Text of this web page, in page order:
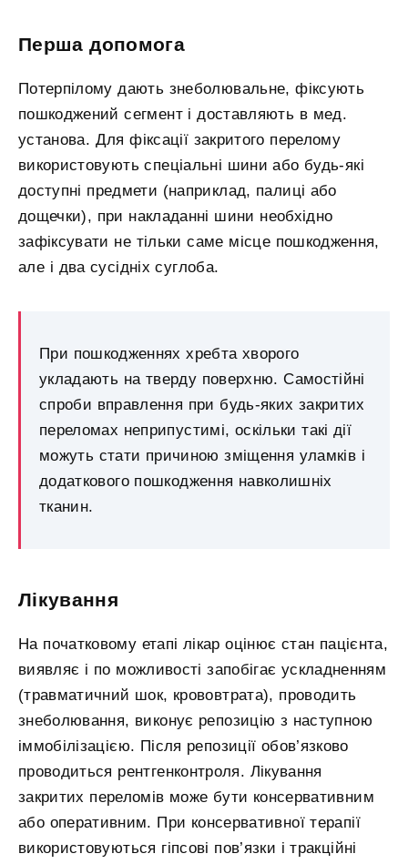
Перша допомога
Потерпілому дають знеболювальне, фіксують
пошкоджений сегмент і доставляють в мед.
установа. Для фіксації закритого перелому
використовують спеціальні шини або будь-які
доступні предмети (наприклад, палиці або
дощечки), при накладанні шини необхідно
зафіксувати не тільки саме місце пошкодження,
але і два сусідніх суглоба.
При пошкодженнях хребта хворого
укладають на тверду поверхню. Самостійні
спроби вправлення при будь-яких закритих
переломах неприпустимі, оскільки такі дії
можуть стати причиною зміщення уламків і
додаткового пошкодження навколишніх
тканин.
Лікування
На початковому етапі лікар оцінює стан пацієнта,
виявляє і по можливості запобігає ускладненням
(травматичний шок, крововтрата), проводить
знеболювання, виконує репозицію з наступною
іммобілізацією. Після репозиції обов’язково
проводиться рентгенконтроля. Лікування
закритих переломів може бути консервативним
або оперативним. При консервативної терапії
використовуються гіпсові пов’язки і тракційні